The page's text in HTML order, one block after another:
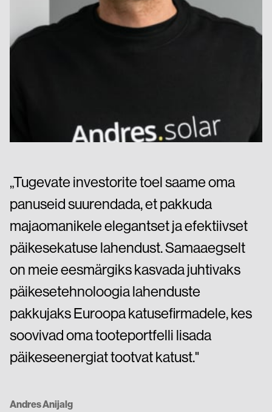
„Tugevate investorite toel saame oma
panuseid suurendada, et pakkuda
majaomanikele elegantset ja efektiivset
päikesekatuse lahendust. Samaaegselt
on meie eesmärgiks kasvada juhtivaks
päikesetehnoloogia lahenduste
pakkujaks Euroopa katusefirmadele, kes
soovivad oma tooteportfelli lisada
päikeseenergiat tootvat katust."
Andres Anijalg